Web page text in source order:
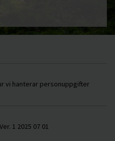
vi hanterar personuppgifter
1 2025 07 01